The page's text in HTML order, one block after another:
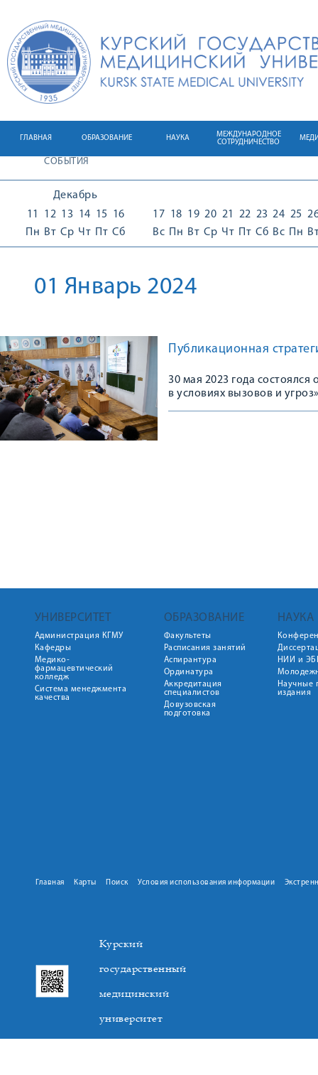
ГЛАВНАЯ ОБРАЗОВАНИЕ НАУКА
МЕЖДУНАРОДНОЕ
СОТРУДНИЧЕСТВО
СОБЫТИЯ
Декабрь
11
Пн
12
Вт
13
Ср
14
Чт
15
Пт
16
Сб
17
Вс
18
Пн
19
Вт
20
Ср
21
Чт
22
Пт
23
Сб
24
Вс
25
Пн
01 Январь 2024
Публикационная
30 мая 2023 года
в условиях вызовов и
УНИВЕРСИТЕТ
Администрация КГМУ
Кафедры
Медико-
фармацевтический
колледж
Система менеджмента
качества
ОБРАЗОВАНИЕ
Факультеты
Расписания занятий
Аспирантура
Ординатура
Аккредитация
специалистов
Довузовская
подготовка
НАУКА
НИИ и
Научные
издания
Главная Карты Поиск Условия использования информации
Курский
государственный
медицинский
университет